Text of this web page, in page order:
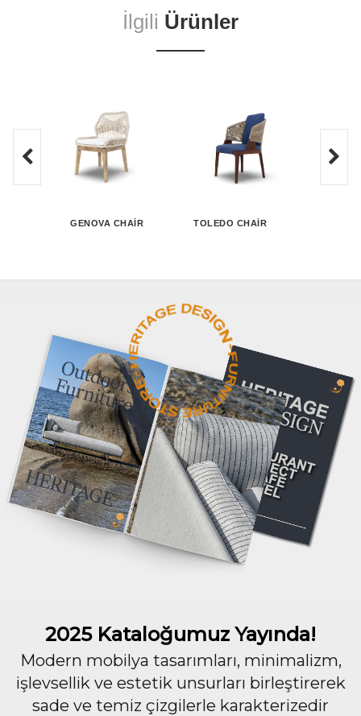
İlgili Ürünler
GENOVA CHAIR TOLEDO CHAIR
2025 Kataloğumuz Yayında!
Modern mobilya tasarımları, minimalizm,
işlevsellik ve estetik unsurları birleştirerek
sade ve temiz çizgilerle karakterizedir